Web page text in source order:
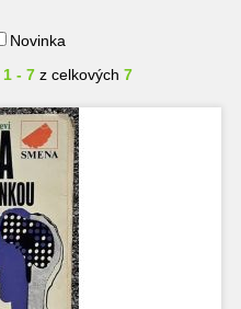
Novinka
1 - 7 z celkových 7